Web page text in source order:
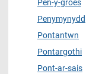
Pen-y-groes
Penymynydd
Pontantwn
Pontargothi
Pont-ar-sais